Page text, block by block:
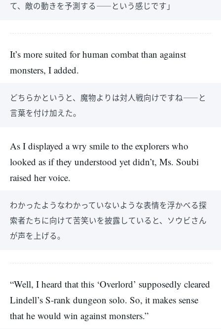
て、敵の動きを予測する――という感じです」
It’s more suited for human combat than against
monsters, I added.
どちらかというと、魔物よりは対人戦向けですね――と
言葉を付け加えた。
As I displayed a wry smile to the explorers who
looked as if they understood yet didn’t, Ms. Soubi
raised her voice.
わかったようなわかっていないような表情を浮かべる探
索者たちに向けて苦笑いを披露していると、ソウビさん
が声を上げる。
“Well, I heard that this ‘Overlord’ supposedly cleared
Lindell’s S-rank dungeon solo. So, it makes sense
that he would win against monsters.”